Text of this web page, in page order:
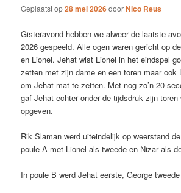
Geplaatst op28 mei 2026doorNico Reus
Gisteravond hebben we alweer de laatste
2026 gespeeld. Alle ogen waren gericht op
en Lionel. Jehat wist Lionel in het eindspel
zetten met zijn dame en een toren maar ook
om Jehat mat te zetten. Met nog zo’n 20
gaf Jehat echter onder de tijdsdruk zijn toren
opgeven.
Rik Slaman werd uiteindelijk op weerstand
poule A met Lionel als tweede en Nizar als
In poule B werd Jehat eerste, George